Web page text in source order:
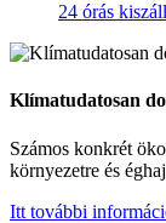
24 órás
Klímatudatosan
Számos konkrét
környezetre és
Itt további